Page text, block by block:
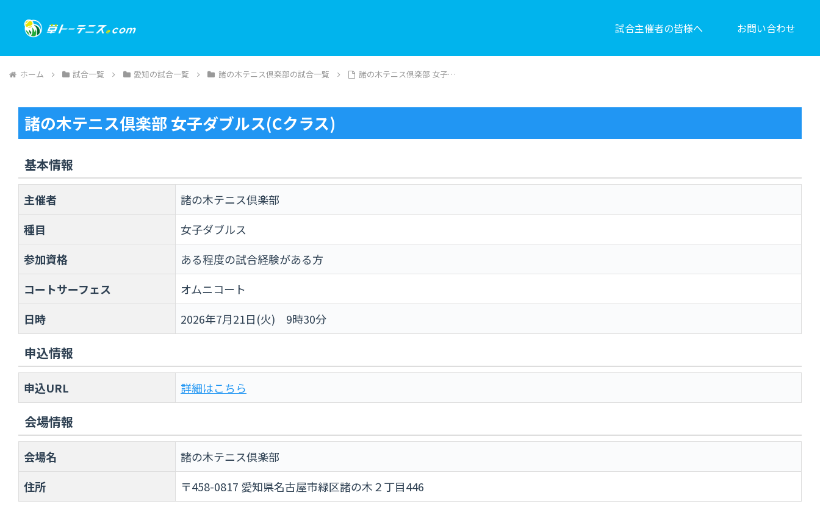
試合主催者の皆様へ お問い合わせ
ホーム 試合一覧 愛知の試合一覧 諸の木テニス倶楽部の試合一覧 諸の木テニス倶楽部 女子…
諸の木テニス倶楽部 女子ダブルス(Cクラス)
基本情報
主催者
諸の木テニス倶楽部
種目
女子ダブルス
参加資格
ある程度の試合経験がある方
コートサーフェス
オムニコート
日時
2026年7月21日(火) 9時30分
申込情報
申込URL 詳細はこちら
会場情報
会場名
諸の木テニス倶楽部
住所
〒458-0817 愛知県名古屋市緑区諸の木２丁目446